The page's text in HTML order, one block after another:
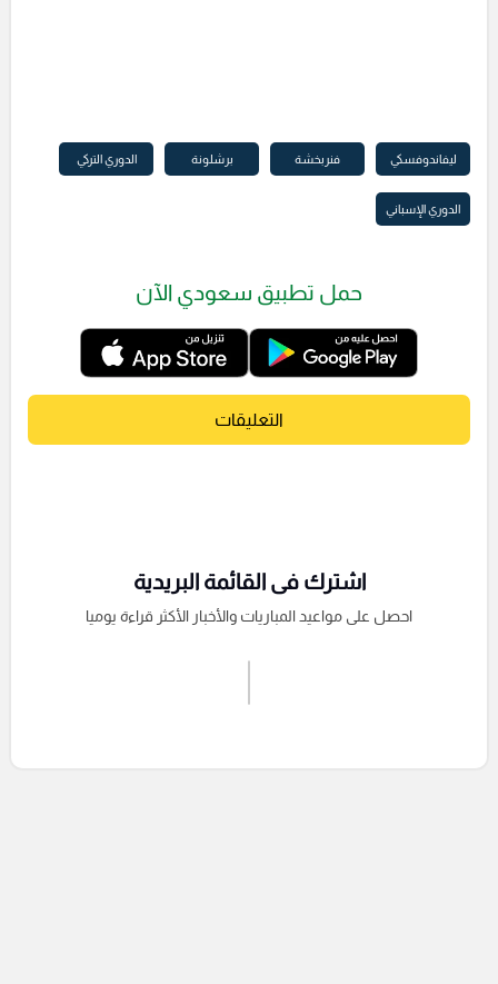
ليفاندوفسكي فنربخشة برشلونة الدوري التركي
الدوري الإسباني
حمل تطبيق سعودي الآن
التعليقات
اشترك فى القائمة البريدية
احصل على مواعيد المباريات والأخبار الأكثر قراءة يوميا